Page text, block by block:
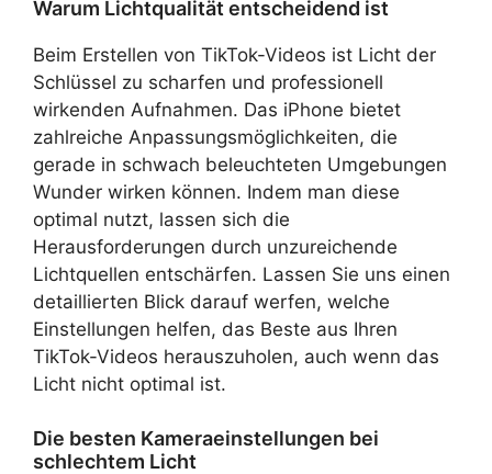
Warum Lichtqualität entscheidend ist
Beim Erstellen von TikTok-Videos ist Licht der
Schlüssel zu scharfen und professionell
wirkenden Aufnahmen. Das iPhone bietet
zahlreiche Anpassungsmöglichkeiten, die
gerade in schwach beleuchteten Umgebungen
Wunder wirken können. Indem man diese
optimal nutzt, lassen sich die
Herausforderungen durch unzureichende
Lichtquellen entschärfen. Lassen Sie uns einen
detaillierten Blick darauf werfen, welche
Einstellungen helfen, das Beste aus Ihren
TikTok-Videos herauszuholen, auch wenn das
Licht nicht optimal ist.
Die besten Kameraeinstellungen bei
schlechtem Licht